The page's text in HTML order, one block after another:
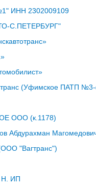
ИНН 2302009109
С.ПЕТЕРБУРГ"
(Уфимское ПАТП
ООО (к.1178)
Абдурахман
"Вагтранс")
Н. ИП